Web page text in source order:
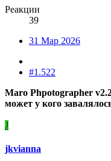
Реакции
39
31 Мар 2026
#1.522
Maro Phpotographer
может у кого
J
jkvianna